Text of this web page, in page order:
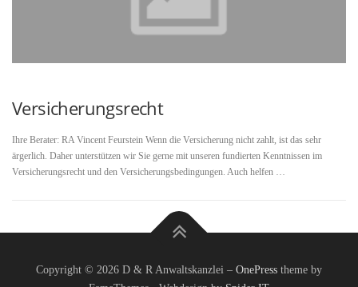
Versicherungsrecht
Ihre Berater: RA Vincent Feurstein Wenn die Versicherung nicht zahlt, ist das sehr
ärgerlich. Daher unterstützen wir Sie gerne mit unseren fundierten Kenntnissen im
Versicherungsrecht und den Versicherungsbedingungen. Auch helfen …
Copyright © 2026 D & R Anwaltskanzlei – OnePress theme by